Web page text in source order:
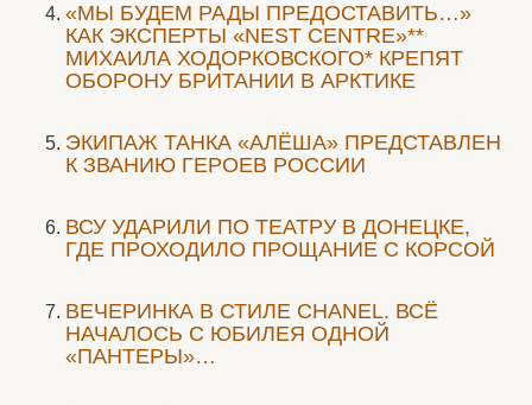
«МЫ БУДЕМ РАДЫ ПРЕДОСТАВИТЬ…»
КАК ЭКСПЕРТЫ «NEST CENTRE»**
МИХАИЛА ХОДОРКОВСКОГО* КРЕПЯТ
ОБОРОНУ БРИТАНИИ В АРКТИКЕ
ЭКИПАЖ ТАНКА «АЛЁША» ПРЕДСТАВЛЕН
К ЗВАНИЮ ГЕРОЕВ РОССИИ
ВСУ УДАРИЛИ ПО ТЕАТРУ В ДОНЕЦКЕ,
ГДЕ ПРОХОДИЛО ПРОЩАНИЕ С КОРСОЙ
ВЕЧЕРИНКА В СТИЛЕ СHANEL. ВСЁ
НАЧАЛОСЬ С ЮБИЛЕЯ ОДНОЙ
«ПАНТЕРЫ»…